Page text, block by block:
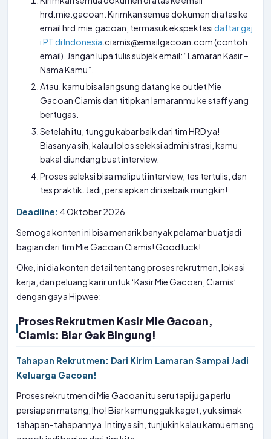
hrd.mie.gacoan. Kirimkan semua dokumen di atas ke
email hrd.mie.gacoan, termasuk ekspektasi daftar gaj
i PT di Indonesia .ciamis@emailgacoan.com (contoh
email). Jangan lupa tulis subjek email: “Lamaran Kasir –
Nama Kamu”.
Atau, kamu bisa langsung datang ke outlet Mie
Gacoan Ciamis dan titipkan lamaranmu ke staff yang
bertugas.
Setelah itu, tunggu kabar baik dari tim HRD ya!
Biasanya sih, kalau lolos seleksi administrasi, kamu
bakal diundang buat interview.
Proses seleksi bisa meliputi interview, tes tertulis, dan
tes praktik. Jadi, persiapkan diri sebaik mungkin!
Deadline: 4 Oktober 2026
Semoga konten ini bisa menarik banyak pelamar buat jadi
bagian dari tim Mie Gacoan Ciamis! Good luck!
Oke, ini dia konten detail tentang proses rekrutmen, lokasi
kerja, dan peluang karir untuk ‘Kasir Mie Gacoan, Ciamis’
dengan gaya Hipwee:
Proses Rekrutmen Kasir Mie Gacoan,
Ciamis: Biar Gak Bingung!
Tahapan Rekrutmen: Dari Kirim Lamaran Sampai Jadi
Keluarga Gacoan!
Proses rekrutmen di Mie Gacoan itu seru tapi juga perlu
persiapan matang, lho! Biar kamu nggak kaget, yuk simak
tahapan-tahapannya. Intinya sih, tunjukin kalau kamu emang